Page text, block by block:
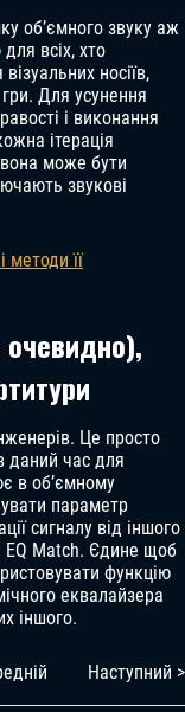
об’ємного звуку аж
всіх, хто
носіїв,
Для усунення
і виконання
ітерація
може бути
звукові
її
очевидно),
Це просто
даний час для
в об’ємному
параметр
сигналу від іншого
EQ Match. Єдине щоб
функцію
еквалайзера
іншого.
Наступний >